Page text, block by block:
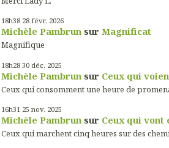
18h38 28 févr. 2026
Michèle Pambrun sur Magnificat
Magnifique
18h28 30 déc. 2025
Michèle Pambrun sur Ceux qui
Ceux qui consomment une heure de
16h31 25 nov. 2025
Michèle Pambrun sur Ceux qui vont
Ceux qui marchent cinq heures sur des